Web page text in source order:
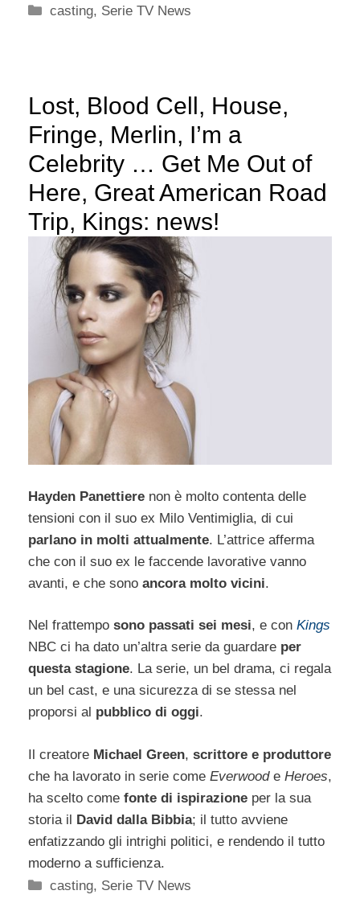
Categorie
casting, Serie TV News
Lost, Blood Cell, House,
Fringe, Merlin, I’m a
Celebrity … Get Me Out of
Here, Great American Road
Trip, Kings: news!
Hayden Panettiere non è molto contenta delle
tensioni con il suo ex Milo Ventimiglia, di cui
parlano in molti attualmente. L’attrice afferma
che con il suo ex le faccende lavorative vanno
avanti, e che sono ancora molto vicini.
Nel frattempo sono passati sei mesi, e con Kings
NBC ci ha dato un’altra serie da guardare per
questa stagione. La serie, un bel drama, ci regala
un bel cast, e una sicurezza di se stessa nel
proporsi al pubblico di oggi.
Il creatore Michael Green, scrittore e produttore
che ha lavorato in serie come Everwoode Heroes,
ha scelto come fonte di ispirazione per la sua
storia il David dalla Bibbia; il tutto avviene
enfatizzando gli intrighi politici, e rendendo il tutto
moderno a sufficienza.
Categorie
casting, Serie TV News